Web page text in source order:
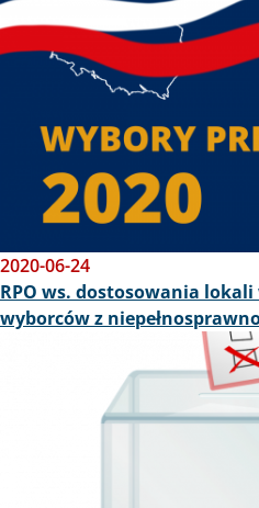
2020-06-24
RPO ws. dostosowania
wyborców z